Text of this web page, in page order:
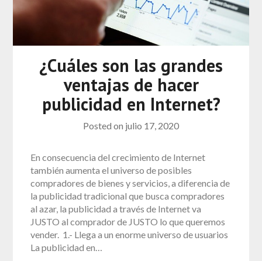
¿Cuáles son las grandes
ventajas de hacer
publicidad en Internet?
Posted on julio 17, 2020
En consecuencia del crecimiento de Internet
también aumenta el universo de posibles
compradores de bienes y servicios, a diferencia de
la publicidad tradicional que busca compradores
al azar, la publicidad a través de Internet va
JUSTO al comprador de JUSTO lo que queremos
vender. 1.- Llega a un enorme universo de usuarios
La publicidad en…